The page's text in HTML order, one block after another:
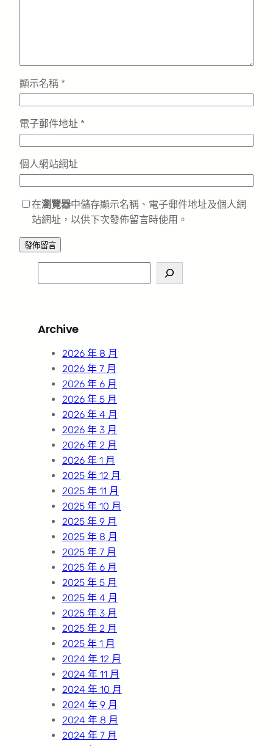
顯示名稱 *
電子郵件地址 *
個人網站網址
在瀏覽器中儲存顯示名稱、電子郵件地址及個人網
站網址，以供下次發佈留言時使用。
e
c
Archive
2026 年 8 月
2026 年 7 月
2026 年 6 月
2026 年 5 月
2026 年 4 月
2026 年 3 月
2026 年 2 月
2026 年 1 月
2025 年 12 月
2025 年 11 月
2025 年 10 月
2025 年 9 月
2025 年 8 月
2025 年 7 月
2025 年 6 月
2025 年 5 月
2025 年 4 月
2025 年 3 月
2025 年 2 月
2025 年 1 月
2024 年 12 月
2024 年 11 月
2024 年 10 月
2024 年 9 月
2024 年 8 月
2024 年 7 月